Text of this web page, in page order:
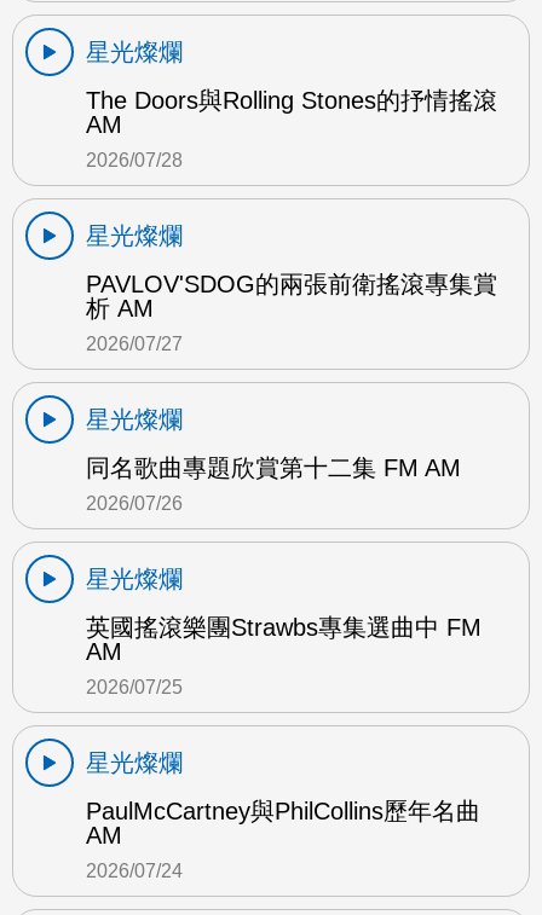
星光燦爛
The Doors與Rolling Stones的抒情搖滾
AM
2026/07/28
星光燦爛
PAVLOV'SDOG的兩張前衛搖滾專集賞
析 AM
2026/07/27
星光燦爛
同名歌曲專題欣賞第十二集 FM AM
2026/07/26
星光燦爛
英國搖滾樂團Strawbs專集選曲中 FM
AM
2026/07/25
星光燦爛
PaulMcCartney與PhilCollins歷年名曲
AM
2026/07/24